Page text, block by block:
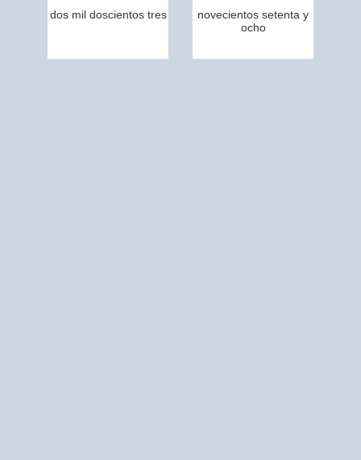
dos mil doscientos tres
novecientos setenta y
ocho